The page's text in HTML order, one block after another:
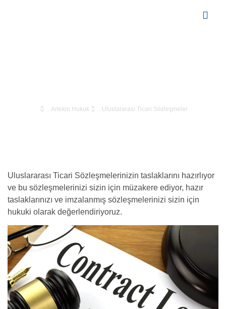
Artekin Hukuk Uluslararası Ticari Sözleşmeler
Uluslararası Ticari Sözleşmelerinizin taslaklarını hazırlıyor
ve bu sözleşmelerinizi sizin için müzakere ediyor, hazır
taslaklarınızı ve imzalanmış sözleşmelerinizi sizin için
hukuki olarak değerlendiriyoruz.